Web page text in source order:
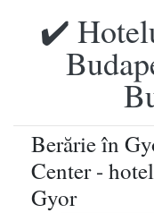
✔️
Berărie în
Center -
Gyor